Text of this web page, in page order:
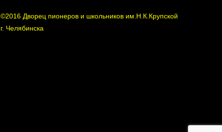
©2016 Дворец пионеров и школьников им.Н.К.Крупской
г. Челябинска